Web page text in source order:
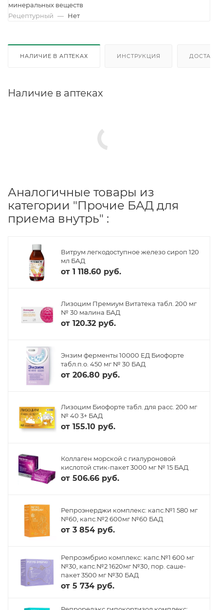
минеральных веществ
Рецептурный — Нет
НАЛИЧИЕ В АПТЕКАХ ИНСТРУКЦИЯ
Наличие в аптеках
Аналогичные товары из
категории "Прочие БАД для
приема внутрь" :
Витрум легкодоступное железо сироп 120
мл БАД
от 1 118.60 руб.
Лизоцим Премиум Витатека табл. 200 мг
№ 30 малина БАД
от 120.32 руб.
Энзим ферменты 10000 ЕД Биофорте
табл.п.о. 450 мг № 30 БАД
от 206.80 руб.
Лизоцим Биофорте табл. для расс. 200 мг
№ 40 3+ БАД
от 155.10 руб.
Коллаген морской с гиалуроновой
кислотой стик-пакет 3000 мг № 15 БАД
от 506.66 руб.
Репроэнерджи комплекс: капс.№1 580 мг
№60, капс.№2 600мг №60 БАД
от 3 854 руб.
Репроэмбрио комплекс: капс.№1 600 мг
№30, капс.№2 1620мг №30, пор. саше-
пакет 3500 мг №30 БАД
от 5 734 руб.